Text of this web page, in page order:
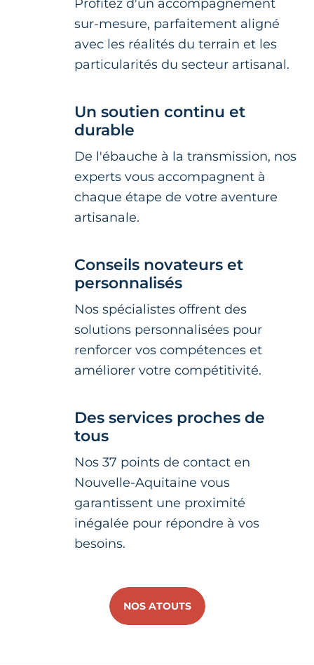
Profitez d'un accompagnement
sur-mesure, parfaitement aligné
avec les réalités du terrain et les
particularités du secteur artisanal.
Un soutien continu et
durable
De l'ébauche à la transmission, nos
experts vous accompagnent à
chaque étape de votre aventure
artisanale.
Conseils novateurs et
personnalisés
Nos spécialistes offrent des
solutions personnalisées pour
renforcer vos compétences et
améliorer votre compétitivité.
Des services proches de
tous
Nos 37 points de contact en
Nouvelle-Aquitaine vous
garantissent une proximité
inégalée pour répondre à vos
besoins.
NOS ATOUTS